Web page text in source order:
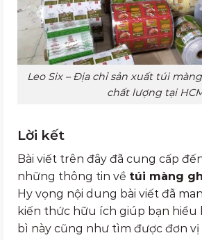
Leo Six – Địa chỉ sản xuất túi
chất lượng tại
Lời kết
Bài viết trên đây đã cung cấp
những thông tin về túi màng
Hy vọng nội dung bài viết đã
kiến thức hữu ích giúp bạn hiểu
bì này cũng như tìm được đơn vị